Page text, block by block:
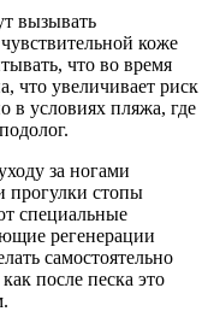
вызывать
коже
что во время
что увеличивает риск
в условиях пляжа, где
за ногами
прогулки стопы
специальные
регенерации
самостоятельно
после песка это